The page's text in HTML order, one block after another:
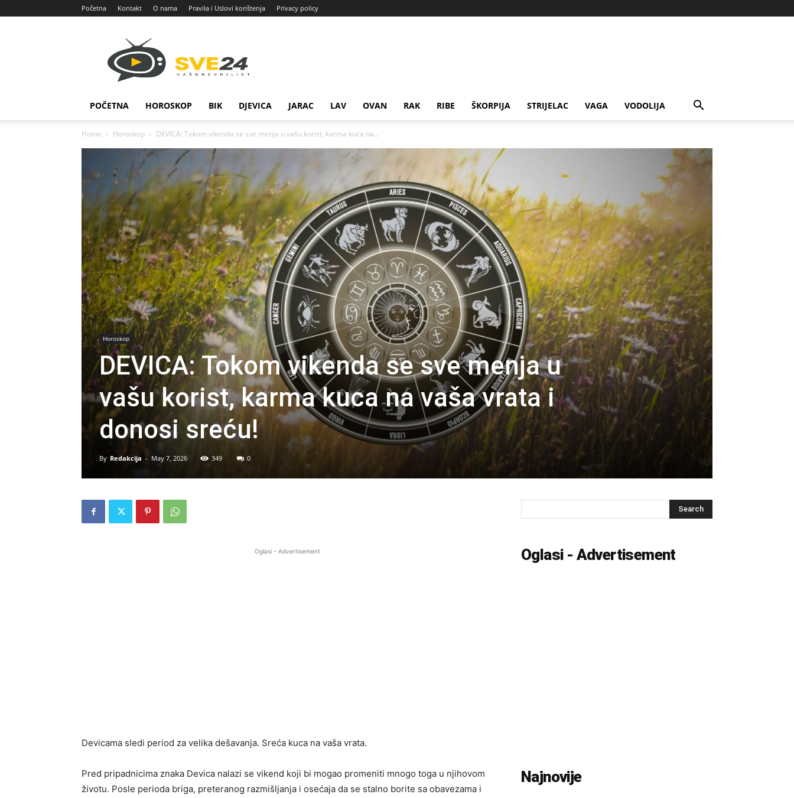
Početna Kontakt O nama Pravila i Uslovi korištenja Privacy policy
POČETNA HOROSKOP BIK DJEVICA JARAC LAV OVAN RAK RIBE ŠKORPIJA STRIJELAC VAGA VODOLIJA
Home Horoskop DEVICA: Tokom vikenda se sve menja u vašu korist, karma kuca na...
Horoskop
DEVICA: Tokom vikenda se sve menja u
vašu korist, karma kuca na vaša vrata i
donosi sreću!
By Redakcija - May 7, 2026 349 0
Oglasi - Advertisement
Devicama sledi period za velika dešavanja. Sreća kuca na vaša vrata.
Pred pripadnicima znaka Devica nalazi se vikend koji bi mogao promeniti mnogo toga u njihovom
životu. Posle perioda briga, preteranog razmišljanja i osećaja da se stalno borite sa obavezama i
Oglasi - Advertisement
Najnovije